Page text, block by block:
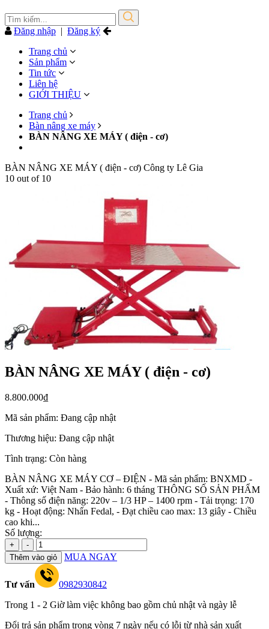
Đăng nhập | Đăng ký
Trang chủ
Sản phẩm
Tin tức
Liên hệ
GIỚI THIỆU
Trang chủ
Bàn nâng xe máy
BÀN NÂNG XE MÁY ( điện - cơ)
BÀN NÂNG XE MÁY ( điện - cơ) Công ty Lê Gia
10 out of 10
BÀN NÂNG XE MÁY ( điện - cơ)
8.800.000₫
Mã sản phẩm: Đang cập nhật
Thương hiệu: Đang cập nhật
Tình trạng: Còn hàng
BÀN NÂNG XE MÁY CƠ – ĐIỆN - Mã sản phẩm: BNXMD -
Xuất xứ: Việt Nam - Bảo hành: 6 tháng THÔNG SỐ SẢN PHẨM
- Thông số điện năng: 220v – 1/3 HP – 1400 rpm - Tải trọng: 170
kg - Hoạt động: Nhấn Fedal, - Đạt chiều cao max: 13 giây - Chiều
cao khi...
Số lượng:
+
-
Thêm vào giỏ
MUA NGAY
Tư vấn
0982930842
Trong 1 - 2 Giờ làm việc không bao gồm chủ nhật và ngày lễ
Đổi trả sản phẩm trong vòng 7 ngày nếu có lỗi từ nhà sản xuất